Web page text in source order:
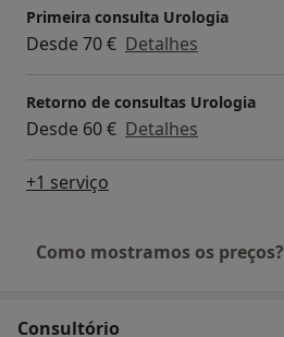
Primeira consulta Urologia
Desde 70 € Detalhes
Retorno de consultas Urologia
Desde 60 € Detalhes
+1 serviço
Como mostramos os preços?
Consultório